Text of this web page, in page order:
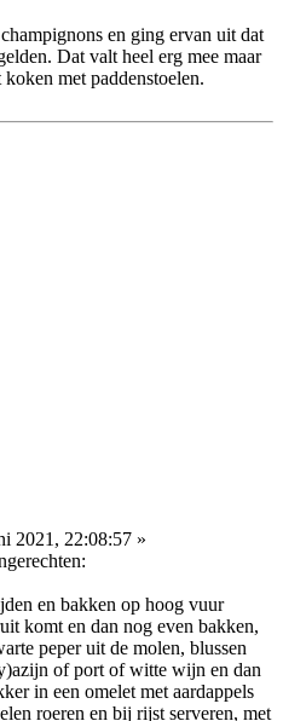
en ging ervan uit dat
Dat valt heel erg mee maar
met paddenstoelen.
2021, 22:08:57 »
en bakken op hoog vuur
komt en dan nog even bakken,
peper uit de molen, blussen
of port of witte wijn en dan
in een omelet met aardappels
roeren en bij rijst serveren, met